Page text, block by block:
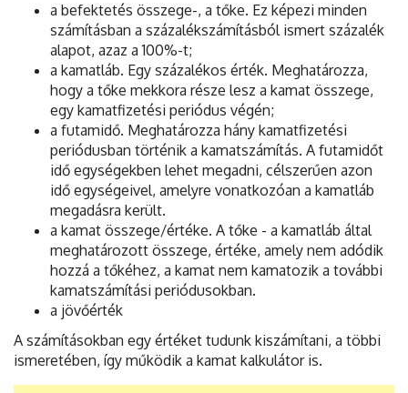
a befektetés összege-, a tőke. Ez képezi minden
számításban a százalékszámításból ismert százalék
alapot, azaz a 100%-t;
a kamatláb. Egy százalékos érték. Meghatározza,
hogy a tőke mekkora része lesz a kamat összege,
egy kamatfizetési periódus végén;
a futamidő. Meghatározza hány kamatfizetési
periódusban történik a kamatszámítás. A futamidőt
idő egységekben lehet megadni, célszerűen azon
idő egységeivel, amelyre vonatkozóan a kamatláb
megadásra került.
a kamat összege/értéke. A tőke - a kamatláb által
meghatározott összege, értéke, amely nem adódik
hozzá a tőkéhez, a kamat nem kamatozik a további
kamatszámítási periódusokban.
a jövőérték
A számításokban egy értéket tudunk kiszámítani, a többi
ismeretében, így működik a kamat kalkulátor is.